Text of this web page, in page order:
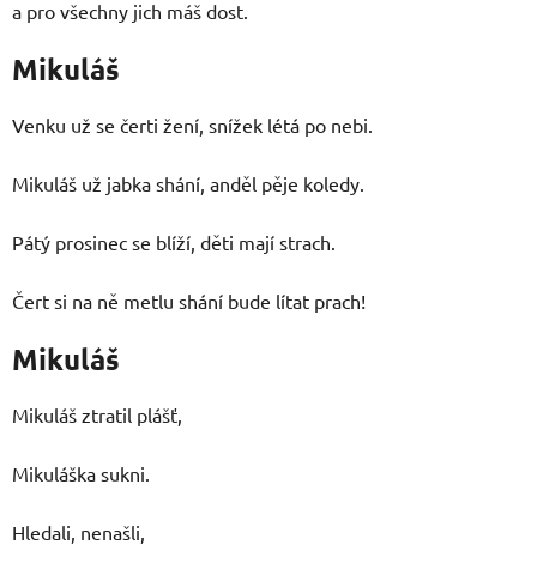
a pro všechny jich máš dost.
Mikuláš
Venku už se čerti žení, snížek létá po nebi.
Mikuláš už jabka shání, anděl pěje koledy.
Pátý prosinec se blíží, děti mají strach.
Čert si na ně metlu shání bude lítat prach!
Mikuláš
Mikuláš ztratil plášť,
Mikuláška sukni.
Hledali, nenašli,